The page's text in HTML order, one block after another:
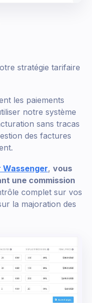
stratégie tarifaire
les paiements
notre système
sans tracas
des factures
Wassenger, vous
une commission
complet sur vos
la majoration des